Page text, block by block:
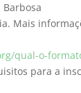
Mais
qual-o-
para a